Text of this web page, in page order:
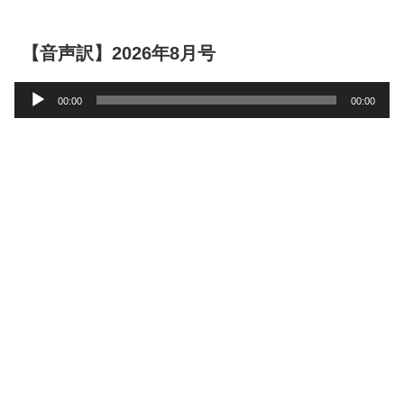
【音声訳】2026年8月号
声
00:00 00:00